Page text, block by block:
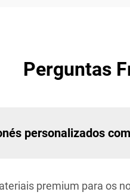
Perguntas
personalizados
premium para os